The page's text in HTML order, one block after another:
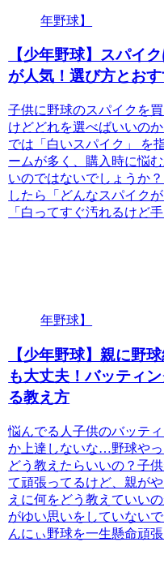
年野球】
【少年野球】スパイク
が人気！選び方とお
子供に野球のスパイクを
けどどれを選べばいいの
では「白いスパイク」 を
ームが多く、購入時に悩
いのではないでしょうか
したら「どんなスパイクが
「白ってすぐ汚れるけど
年野球】
【少年野球】親に野
も大丈夫！バッティ
る教え方
悩んでる人子供のバッテ
か上達しないな…野球や
どう教えたらいいの？子
て頑張ってるけど、親が
えに何をどう教えていい
がゆい思いをしていない
んにぃ野球を一生懸命頑張